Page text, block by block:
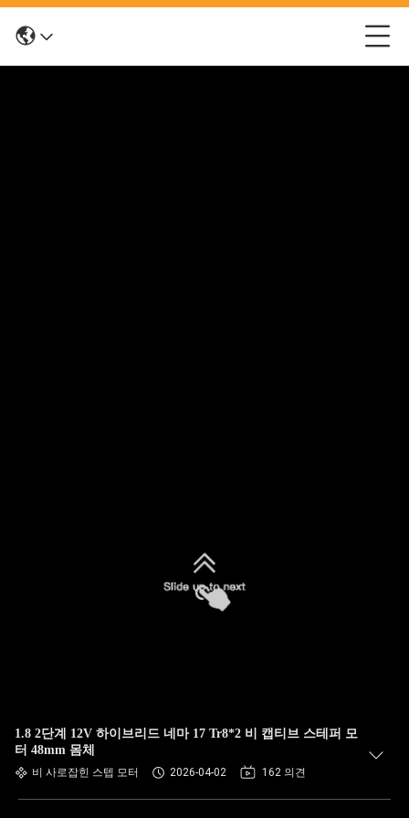
1.8 2단계 12V 하이브리드 네마 17 Tr8*2 비 캡티브 스테퍼 모
터 48mm 몸체
비 사로잡힌 스텝 모터 2026-04-02 162 의견